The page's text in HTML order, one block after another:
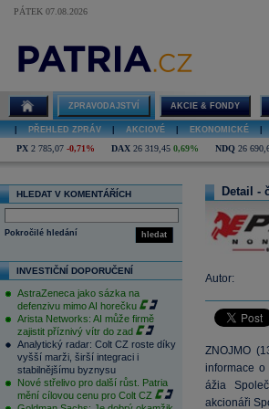
PÁTEK 07.08.2026
ZPRAVODAJSTVÍ AKCIE & FONDY
PŘEHLED ZPRÁV AKCIOVÉ EKONOMICKÉ
PX 2 785,07 -0,71% DAX 26 319,45 0,69% NDQ 26
HLEDAT V KOMENTÁŘÍCH
hledat
Pokročilé hledání
INVESTIČNÍ DOPORUČENÍ
AstraZeneca jako sázka na
defenzivu mimo AI horečku
Arista Networks: AI může firmě
zajistit příznivý vítr do zad
Analytický radar: Colt CZ roste díky
vyšší marži, širší integraci i
stabilnějšímu byznysu
Nové střelivo pro další růst. Patria
mění cílovou cenu pro Colt CZ
Detail -
Autor:
ZNOJMO
informace
ážia
akcionáři